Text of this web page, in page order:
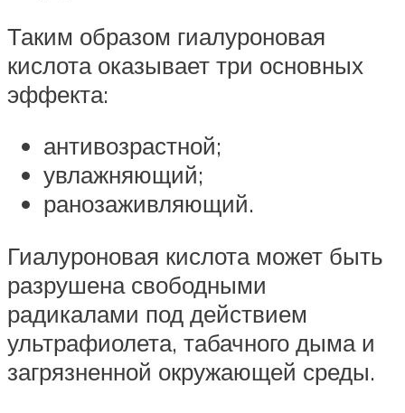
Таким образом гиалуроновая
кислота оказывает три основных
эффекта:
антивозрастной;
увлажняющий;
ранозаживляющий.
Гиалуроновая кислота может быть
разрушена свободными
радикалами под действием
ультрафиолета, табачного дыма и
загрязненной окружающей среды.